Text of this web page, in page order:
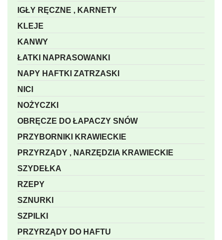
IGŁY RĘCZNE , KARNETY
KLEJE
KANWY
ŁATKI NAPRASOWANKI
NAPY HAFTKI ZATRZASKI
NICI
NOŻYCZKI
OBRĘCZE DO ŁAPACZY SNÓW
PRZYBORNIKI KRAWIECKIE
PRZYRZĄDY , NARZĘDZIA KRAWIECKIE
SZYDEŁKA
RZEPY
SZNURKI
SZPILKI
PRZYRZĄDY DO HAFTU